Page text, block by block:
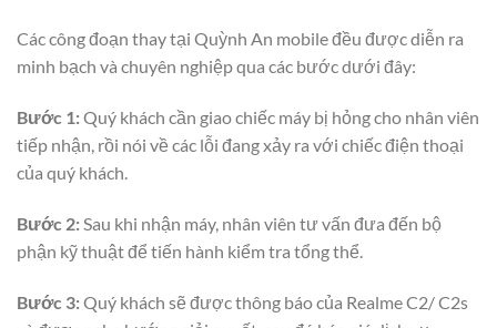
Các công đoạn thay tại Quỳnh An mobile đều được diễn ra
minh bạch và chuyên nghiệp qua các bước dưới đây:
Bước 1:Quý khách cần giao chiếc máy bị hỏng cho nhân viên
tiếp nhận, rồi nói về các lỗi đang xảy ra với chiếc điện thoại
của quý khách.
Bước 2:Sau khi nhận máy, nhân viên tư vấn đưa đến bộ
phận kỹ thuật để tiến hành kiểm tra tổng thể.
Bước 3:Quý khách sẽ được thông báo của Realme C2/ C2s